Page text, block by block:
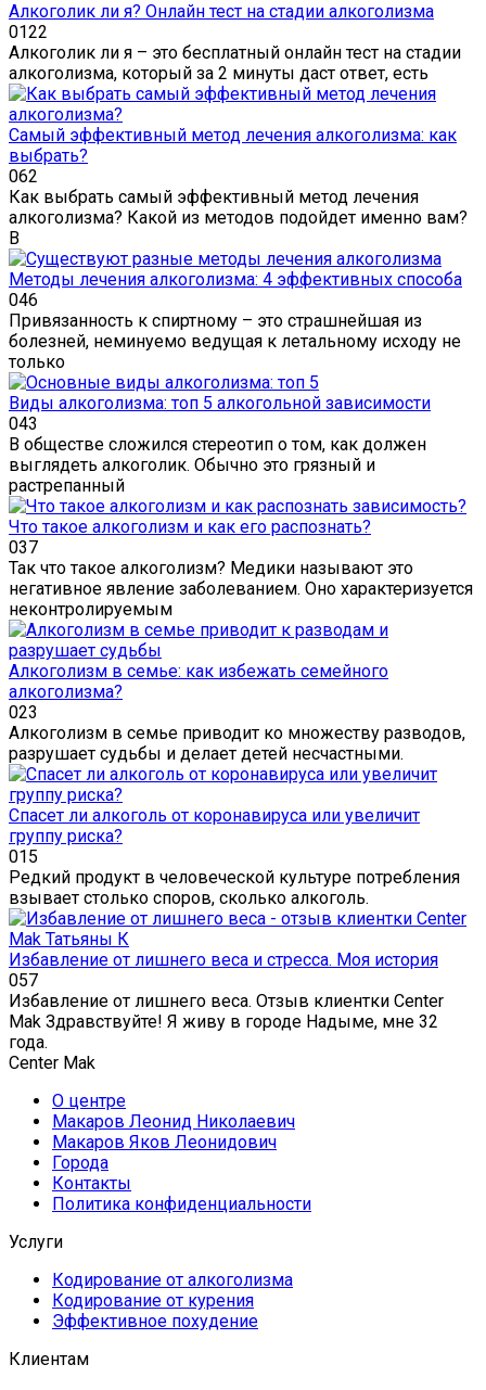
Алкоголик ли я? Онлайн тест на стадии алкоголизма
0122
Алкоголик ли я – это бесплатный онлайн тест на стадии
алкоголизма, который за 2 минуты даст ответ, есть
Самый эффективный метод лечения алкоголизма: как
выбрать?
062
Как выбрать самый эффективный метод лечения
алкоголизма? Какой из методов подойдет именно вам?
В
Методы лечения алкоголизма: 4 эффективных способа
046
Привязанность к спиртному – это страшнейшая из
болезней, неминуемо ведущая к летальному исходу не
только
Виды алкоголизма: топ 5 алкогольной зависимости
043
В обществе сложился стереотип о том, как должен
выглядеть алкоголик. Обычно это грязный и
растрепанный
Что такое алкоголизм и как его распознать?
037
Так что такое алкоголизм? Медики называют это
негативное явление заболеванием. Оно характеризуется
неконтролируемым
Алкоголизм в семье: как избежать семейного
алкоголизма?
023
Алкоголизм в семье приводит ко множеству разводов,
разрушает судьбы и делает детей несчастными.
Спасет ли алкоголь от коронавируса или увеличит
группу риска?
015
Редкий продукт в человеческой культуре потребления
взывает столько споров, сколько алкоголь.
Избавление от лишнего веса и стресса. Моя история
057
Избавление от лишнего веса. Отзыв клиентки Center
Mak Здравствуйте! Я живу в городе Надыме, мне 32
года.
Center Mak
О центре
Макаров Леонид Николаевич
Макаров Яков Леонидович
Города
Контакты
Политика конфиденциальности
Услуги
Кодирование от алкоголизма
Кодирование от курения
Эффективное похудение
Клиентам